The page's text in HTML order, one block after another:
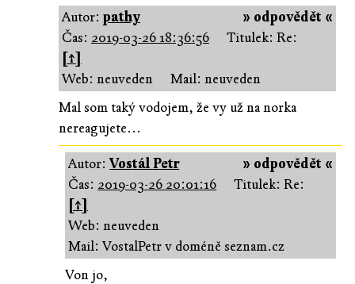
» odpovědět «
Autor: pathy
Čas: 2019-03-26 18:36:56
Titulek: Re:
[↑]
Web: neuveden
Mail: neuveden
Mal som taký vodojem, že vy už na norka
nereagujete...
» odpovědět «
Autor:Vostál Petr
Čas: 2019-03-26 20:01:16
Titulek: Re:
[↑]
Web: neuveden
Mail: VostalPetr v doméně seznam.cz
Von jo,